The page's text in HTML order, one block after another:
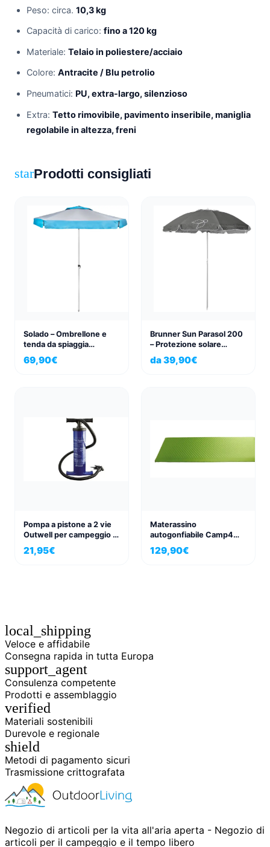
Peso: circa. 10,3 kg
Capacità di carico: fino a 120 kg
Materiale: Telaio in poliestere/acciaio
Colore: Antracite / Blu petrolio
Pneumatici: PU, extra-largo, silenzioso
Extra: Tetto rimovibile, pavimento inseribile, maniglia
regolabile in altezza, freni
starProdotti consigliati
Solado – Ombrellone e
tenda da spiaggia
compatta di Brunner
69,90€
Brunner Sun Parasol 200
– Protezione solare
leggera e stabile con UPF
50
da39,90€
Pompa a pistone a 2 vie
Outwell per campeggio e
uso all'aperto
21,95€
Materassino
autogonfiabile Camp4
M10 New Comfort
129,90€
local_shipping
Veloce e affidabile
Consegna rapida in tutta Europa
support_agent
Consulenza competente
Prodotti e assemblaggio
verified
Materiali sostenibili
Durevole e regionale
shield
Metodi di pagamento sicuri
Trasmissione crittografata
Negozio di articoli per la vita all'aria aperta - Negozio di
articoli per il campeggio e il tempo libero